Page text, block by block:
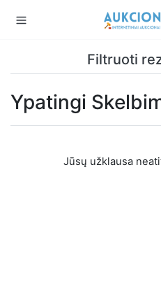
Filtruoti
Ypatingi
Jūsų užklausa